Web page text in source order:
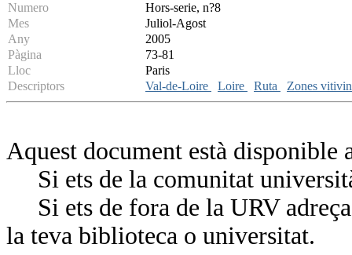
Numero
Hors-serie, n?8
Mes
Juliol-Agost
Any
2005
Pàgina
73-81
Lloc
Paris
Descriptors
Val-de-Loire Loire Ruta Zones
Aquest document està
Si ets de la comunitat
Si ets de fora de la URV
la teva biblioteca o universitat.